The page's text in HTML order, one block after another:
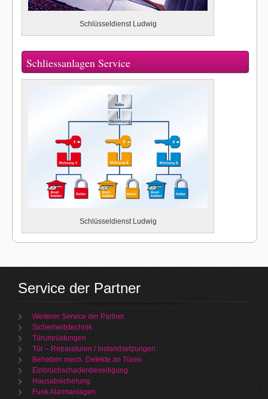
Schlüsseldienst Ludwig
Schliessanlagen Service
Schlüsseldienst Ludwig
Service der Partner
Weiterer Service der Partner
Sicherheitstechnik
Türumrüstungen
Tür – Reparaturen / Instandsetzungen
Beheben mech. Defekte an Türen
Einbruchschadenbeseitigung
Hausabsicherung
Funk Alarmanlagen